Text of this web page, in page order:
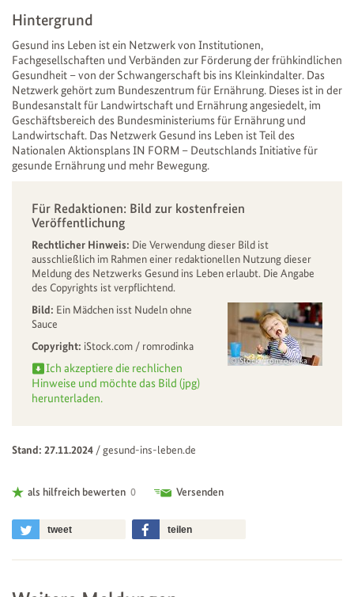
Hintergrund
Gesund ins Leben ist ein Netzwerk von Institutionen,
Fachgesellschaften und Verbänden zur Förderung der frühkindlichen
Gesundheit – von der Schwangerschaft bis ins Kleinkindalter. Das
Netzwerk gehört zum Bundeszentrum für Ernährung. Dieses ist in der
Bundesanstalt für Landwirtschaft und Ernährung angesiedelt, im
Geschäftsbereich des Bundesministeriums für Ernährung und
Landwirtschaft. Das Netzwerk Gesund ins Leben ist Teil des
Nationalen Aktionsplans IN FORM – Deutschlands Initiative für
gesunde Ernährung und mehr Bewegung.
Für Redaktionen: Bild zur kostenfreien
Veröffentlichung
Rechtlicher Hinweis: Die Verwendung dieser Bild ist
ausschließlich im Rahmen einer redaktionellen Nutzung dieser
Meldung des Netzwerks Gesund ins Leben erlaubt. Die Angabe
des Copyrights ist verpflichtend.
iStock / romrodinka
Bild: Ein Mädchen isst Nudeln ohne
Sauce
Copyright: iStock.com / romrodinka
Ich akzeptiere die rechlichen
Hinweise und möchte das Bild (jpg)
herunterladen.
Stand: 27.11.2024 /gesund-ins-leben.de
als hilfreich bewerten 0 Versenden
tweet teilen